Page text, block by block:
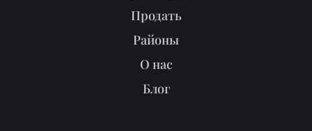
Продать
Районы
О нас
Блог